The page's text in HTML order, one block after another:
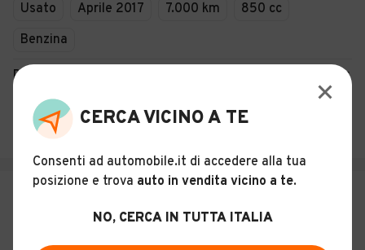
Usato Aprile 2017 7.000 km
850 cc
Benzina
Descrizione
Auto Line Usato Senza Sorprese
Alcamo (TP)
Can Am Maverick XRS
CERCA VICINO A TE
Consenti ad automobile.it di accedere alla tua
posizione e trova auto in vendita vicino a te.
NO, CERCA IN TUTTA ITALIA